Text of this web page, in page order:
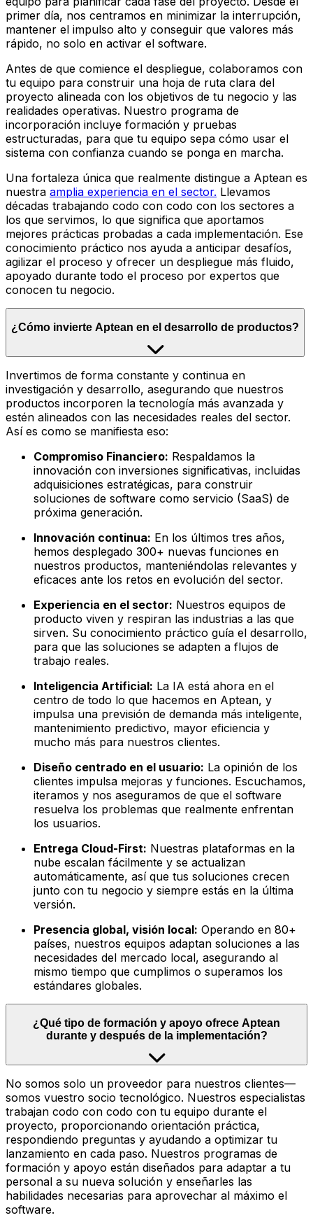
primer día, nos centramos en minimizar la interrupción,
mantener el impulso alto y conseguir que valores más
rápido, no solo en activar el software.
Antes de que comience el despliegue, colaboramos con
tu equipo para construir una hoja de ruta clara del
proyecto alineada con los objetivos de tu negocio y las
realidades operativas. Nuestro programa de
incorporación incluye formación y pruebas
estructuradas, para que tu equipo sepa cómo usar el
sistema con confianza cuando se ponga en marcha.
Una fortaleza única que realmente distingue a Aptean es
nuestra amplia experiencia en el sector. Llevamos
décadas trabajando codo con codo con los sectores a
los que servimos, lo que significa que aportamos
mejores prácticas probadas a cada implementación. Ese
conocimiento práctico nos ayuda a anticipar desafíos,
agilizar el proceso y ofrecer un despliegue más fluido,
apoyado durante todo el proceso por expertos que
conocen tu negocio.
¿Cómo invierte Aptean en el desarrollo de productos?
Invertimos de forma constante y continua en
investigación y desarrollo, asegurando que nuestros
productos incorporen la tecnología más avanzada y
estén alineados con las necesidades reales del sector.
Así es como se manifiesta eso:
Compromiso Financiero: Respaldamos la
innovación con inversiones significativas, incluidas
adquisiciones estratégicas, para construir
soluciones de software como servicio (SaaS) de
próxima generación.
Innovación continua: En los últimos tres años,
hemos desplegado 300+ nuevas funciones en
nuestros productos, manteniéndolas relevantes y
eficaces ante los retos en evolución del sector.
Experiencia en el sector: Nuestros equipos de
producto viven y respiran las industrias a las que
sirven. Su conocimiento práctico guía el desarrollo,
para que las soluciones se adapten a flujos de
trabajo reales.
Inteligencia Artificial: La IA está ahora en el
centro de todo lo que hacemos en Aptean, y
impulsa una previsión de demanda más inteligente,
mantenimiento predictivo, mayor eficiencia y
mucho más para nuestros clientes.
Diseño centrado en el usuario: La opinión de los
clientes impulsa mejoras y funciones. Escuchamos,
iteramos y nos aseguramos de que el software
resuelva los problemas que realmente enfrentan
los usuarios.
Entrega Cloud-First: Nuestras plataformas en la
nube escalan fácilmente y se actualizan
automáticamente, así que tus soluciones crecen
junto con tu negocio y siempre estás en la última
versión.
Presencia global, visión local: Operando en 80+
países, nuestros equipos adaptan soluciones a las
necesidades del mercado local, asegurando al
mismo tiempo que cumplimos o superamos los
estándares globales.
¿Qué tipo de formación y apoyo ofrece Aptean
durante y después de la implementación?
No somos solo un proveedor para nuestros clientes—
somos vuestro socio tecnológico. Nuestros especialistas
trabajan codo con codo con tu equipo durante el
proyecto, proporcionando orientación práctica,
respondiendo preguntas y ayudando a optimizar tu
lanzamiento en cada paso. Nuestros programas de
formación y apoyo están diseñados para adaptar a tu
personal a su nueva solución y enseñarles las
habilidades necesarias para aprovechar al máximo el
software.